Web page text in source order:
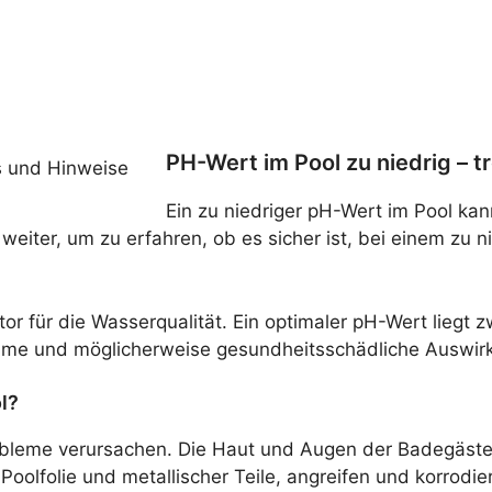
PH-Wert im Pool zu niedrig –
Ein zu niedriger pH-Wert im Pool
um zu erfahren, ob es sicher ist, bei einem zu
für die Wasserqualität. Ein optimaler pH-Wert liegt
und möglicherweise gesundheitsschädliche
verursachen. Die Haut und Augen der
und metallischer Teile, angreifen und